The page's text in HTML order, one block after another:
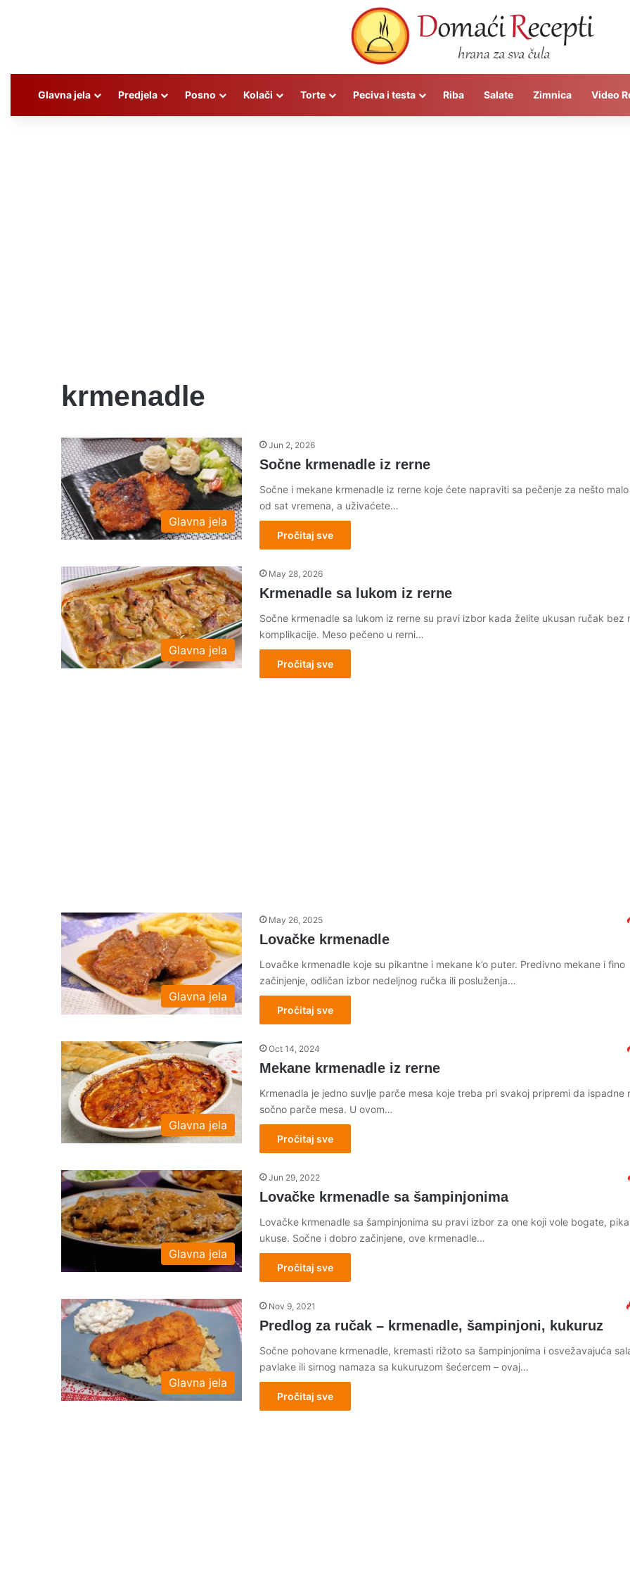
Glavna jela Predjela Posno Kolači Torte Peciva i testa Riba Salate Zimnica Video
krmenadle
Glavna jela
Jun 2, 2026
Sočne krmenadle iz rerne
Sočne i mekane krmenadle iz rerne koje ćete napraviti sa pečenje za nešto
od sat vremena, a uživaćete…
Pročitaj sve
Glavna jela
May 28, 2026
Krmenadle sa lukom iz rerne
Sočne krmenadle sa lukom iz rerne su pravi izbor kada želite ukusan ručak bez
komplikacije. Meso pečeno u rerni…
Pročitaj sve
Glavna jela
May 26, 2025
Lovačke krmenadle
Lovačke krmenadle koje su pikantne i mekane k’o puter. Predivno mekane i fino
začinjenje, odličan izbor nedeljnog ručka ili posluženja…
Pročitaj sve
Glavna jela
Oct 14, 2024
Mekane krmenadle iz rerne
Krmenadla je jedno suvlje parče mesa koje treba pri svakoj pripremi da ispadne
sočno parče mesa. U ovom…
Pročitaj sve
Glavna jela
Jun 29, 2022
Lovačke krmenadle sa šampinjonima
Lovačke krmenadle sa šampinjonima su pravi izbor za one koji vole bogate,
ukuse. Sočne i dobro začinjene, ove krmenadle…
Pročitaj sve
Glavna jela
Nov 9, 2021
Predlog za ručak – krmenadle, šampinjoni, kukuruz
Sočne pohovane krmenadle, kremasti rižoto sa šampinjonima i osvežavajuća
pavlake ili sirnog namaza sa kukuruzom šećercem – ovaj…
Pročitaj sve